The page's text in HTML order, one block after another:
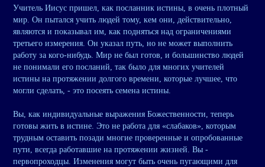
Учитель Иисус пришел, как посланник истины, в очень плотный
мир. Он пытался учить людей тому, кем они, действительно,
являются и показывал им, как подняться над ограничениями
третьего измерения. Он указал путь, но не может выполнить
работу за кого-нибудь. Мир не был готов, и большинство людей
не понимали его посланий, так было для многих учителей
истины на протяжении долгого времени, которые лучшее, что
могли сделать, - это посеять семена истины.
Вы, как индивидуальные выражения Божественности, теперь
готовы жить в истине. Это не работа для «слабаков», которым
трудным оставить позади многие проверенные и опробованные
пути, всегда работавшие на протяжении жизней. Вы -
первопроходцы. Изменения могут быть очень пугающими для